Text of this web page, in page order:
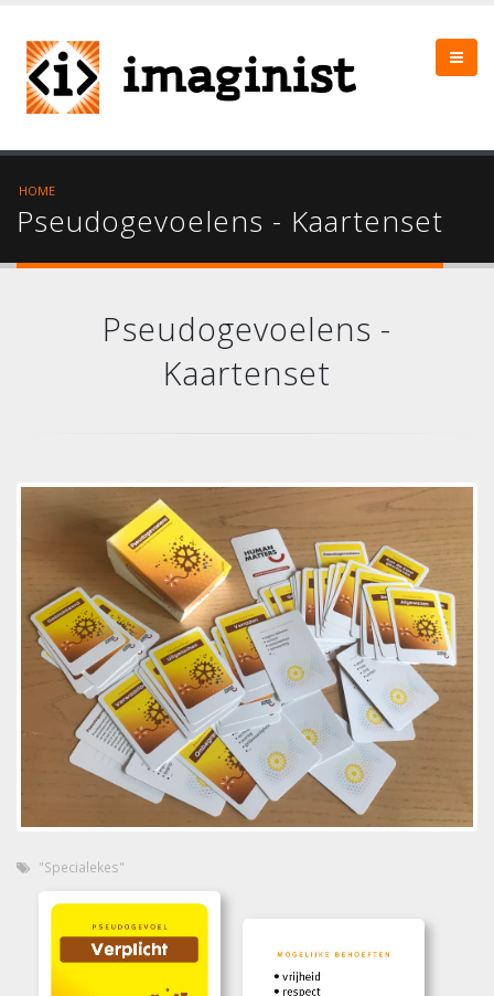
HOME
Pseudogevoelens - Kaartenset
Pseudogevoelens -
Kaartenset
"Specialekes"